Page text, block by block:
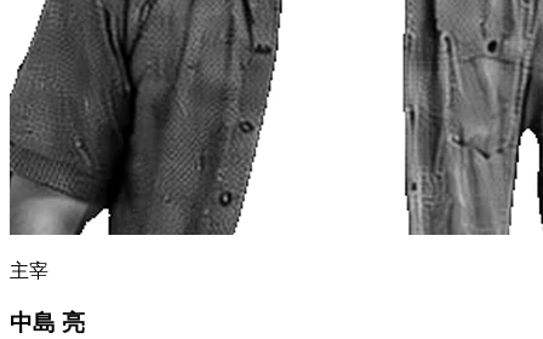
主宰
中島 亮